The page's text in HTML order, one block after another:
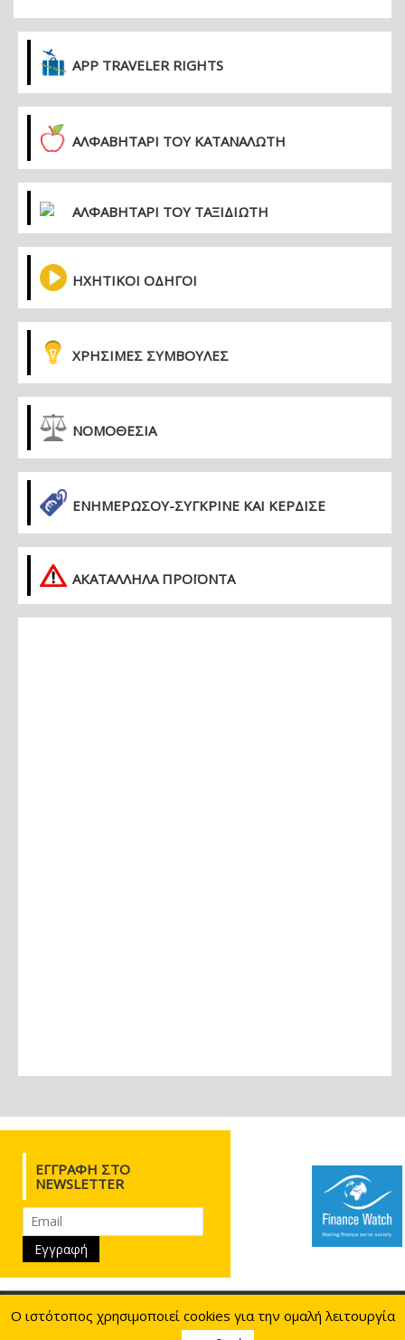
APP TRAVELER RIGHTS
ΑΛΦΑΒΗΤΑΡΙ ΤΟΥ ΚΑΤΑΝΑΛΩΤΗ
ΑΛΦΑΒΗΤΑΡΙ ΤΟΥ ΤΑΞΙΔΙΩΤΗ
ΗΧΗΤΙΚΟΙ ΟΔΗΓΟΙ
ΧΡΗΣΙΜΕΣ ΣΥΜΒΟΥΛΕΣ
ΝΟΜΟΘΕΣΙΑ
ΕΝΗΜΕΡΏΣΟΥ-ΣΎΓΚΡΙΝΕ ΚΑΙ ΚΈΡΔΙΣΕ
ΑΚΑΤΑΛΛΗΛΑ ΠΡΟΪΟΝΤΑ
ΕΓΓΡΑΦΉ ΣΤΟ
NEWSLETTER
Ιουλιανού 28, 10433 Αθήνα 210.8817730
210.8817784
info@eeke.gr
09:00 - 16:00
Ο ιστότοπος χρησιμοποιεί cookies για την ομαλή λειτουργία